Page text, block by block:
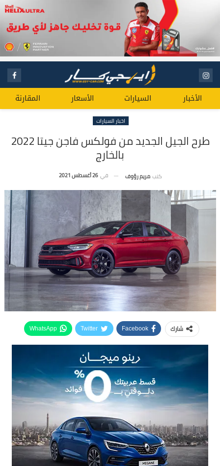
الأخبار السيارات الأسعار المقارنة
اخبار السيارات
طرح الجيل الجديد من فولكس فاجن جيتا 2022
بالخارج
كتب مريم رؤوف في 26 أغسطس 2021
شارك Facebook
Twitter
WhatsApp